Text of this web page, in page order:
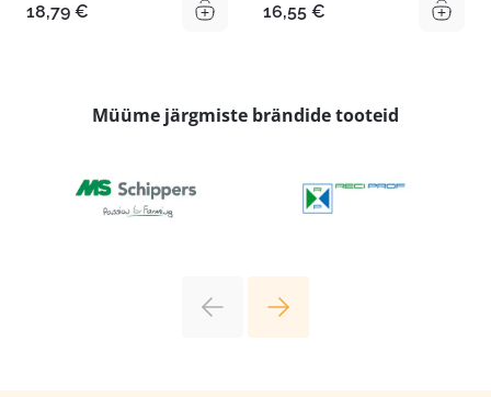
18,79 € 16,55 €
Müüme järgmiste brändide tooteid